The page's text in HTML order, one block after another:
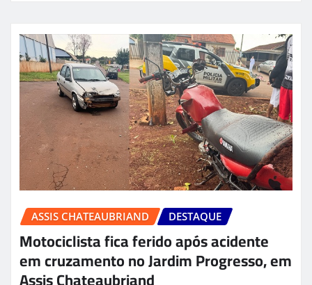
ASSIS CHATEAUBRIAND DESTAQUE
Motociclista fica ferido após acidente
em cruzamento no Jardim Progresso, em